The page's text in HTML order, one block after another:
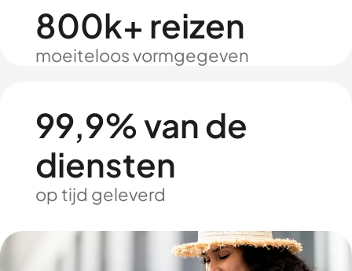
800k+ reizen
moeiteloos vormgegeven
99,9% van de
diensten
op tijd geleverd